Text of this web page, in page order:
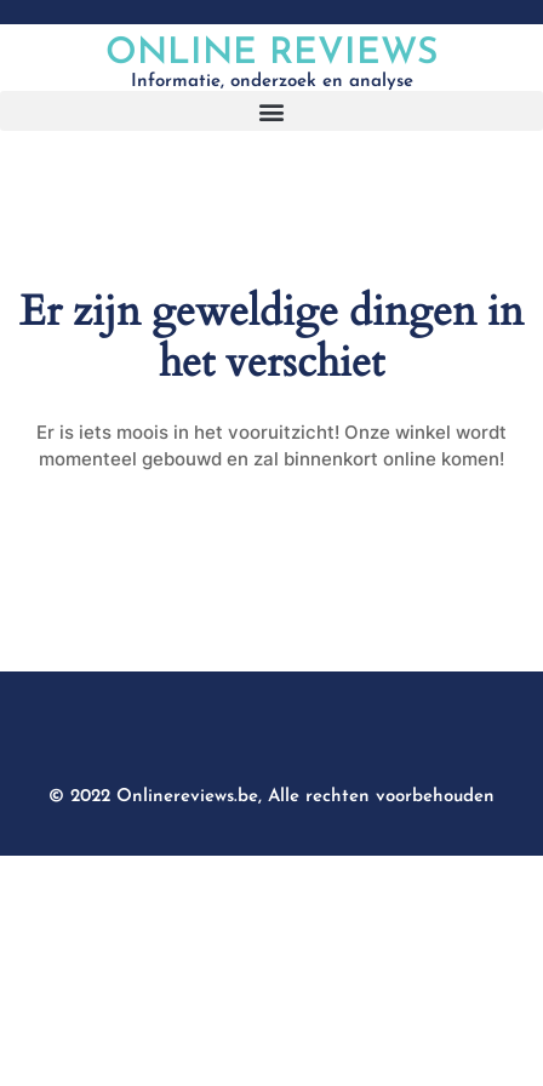
ONLINE REVIEWS
Informatie, onderzoek en analyse
Er zijn geweldige dingen in
het verschiet
Er is iets moois in het vooruitzicht! Onze winkel wordt
momenteel gebouwd en zal binnenkort online komen!
© 2022 Onlinereviews.be, Alle rechten voorbehouden